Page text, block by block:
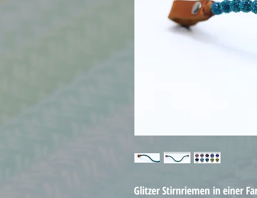
Glitzer Stirnriemen in einer